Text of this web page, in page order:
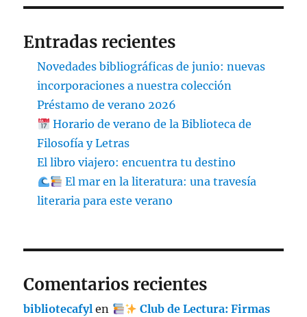
Entradas recientes
Novedades bibliográficas de junio: nuevas
incorporaciones a nuestra colección
Préstamo de verano 2026
Horario de verano de la Biblioteca de
Filosofía y Letras
El libro viajero: encuentra tu destino
El mar en la literatura: una travesía
literaria para este verano
Comentarios recientes
bibliotecafyl en
Club de Lectura: Firmas